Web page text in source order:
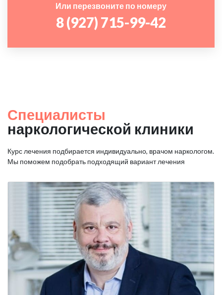
Или перезвоните по номеру
8 (927) 715-99-42
Специалисты
наркологической клиники
Курс лечения подбирается индивидуально, врачом наркологом.
Мы поможем подобрать подходящий вариант лечения